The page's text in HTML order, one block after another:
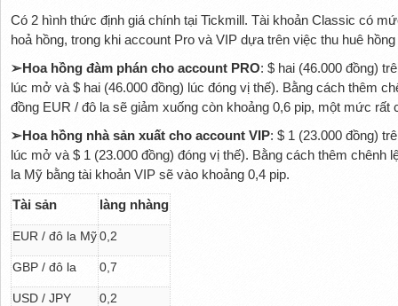
Có 2 hình thức định giá chính tại Tickmill. Tài khoản Classic có
hoả hồng, trong khi account Pro và VIP dựa trên việc thu huê
➢Hoa hồng đàm phán cho account PRO: $ hai (46.000 đồng)
lúc mở và $ hai (46.000 đồng) lúc đóng vị thế). Bằng cách thêm
đồng EUR / đô la sẽ giảm xuống còn khoảng 0,6 pip, một mức rất
➢Hoa hồng nhà sản xuất cho account VIP: $ 1 (23.000 đồng)
lúc mở và $ 1 (23.000 đồng) đóng vị thế). Bằng cách thêm chênh
la Mỹ bằng tài khoản VIP sẽ vào khoảng 0,4 pip.
Tài sản làng nhàng
EUR / đô la Mỹ0,2
GBP / đô la 0,7
USD / JPY 0,2